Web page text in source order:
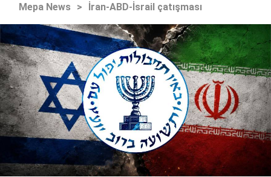
Mepa News > İran-ABD-İsrail çatışması